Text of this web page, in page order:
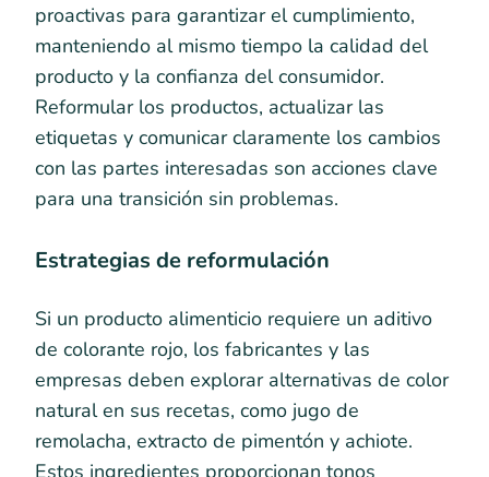
proactivas para garantizar el cumplimiento,
manteniendo al mismo tiempo la calidad del
producto y la confianza del consumidor.
Reformular los productos, actualizar las
etiquetas y comunicar claramente los cambios
con las partes interesadas son acciones clave
para una transición sin problemas.
Estrategias de reformulación
Si un producto alimenticio requiere un aditivo
de colorante rojo, los fabricantes y las
empresas deben explorar alternativas de color
natural en sus recetas, como jugo de
remolacha, extracto de pimentón y achiote.
Estos ingredientes proporcionan tonos